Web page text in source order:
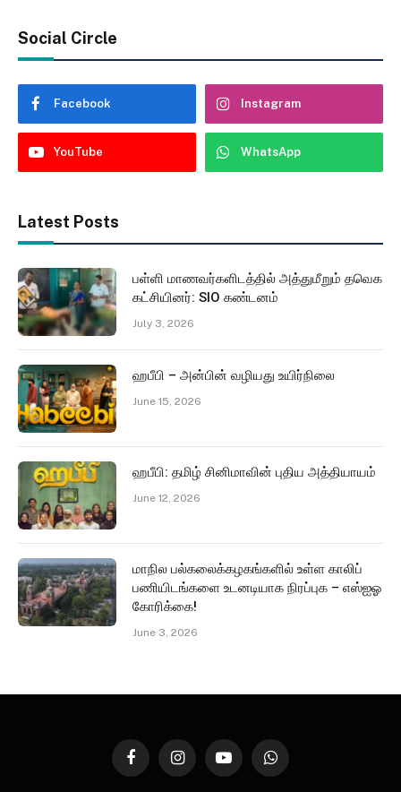
Social Circle
Facebook Instagram
YouTube WhatsApp
Latest Posts
பள்ளி மாணவர்களிடத்தில் அத்துமீறும் தவெக
கட்சியினர்: SIO கண்டனம்
July 3, 2026
ஹபீபி – அன்பின் வழியது உயிர்நிலை
June 15, 2026
ஹபீபி: தமிழ் சினிமாவின் புதிய அத்தியாயம்
June 12, 2026
மாநில பல்கலைக்கழகங்களில் உள்ள காலிப்
பணியிடங்களை உடனடியாக நிரப்புக – எஸ்ஐஓ
கோரிக்கை!
June 3, 2026
FacebookInstagramYouTubeWhatsApp